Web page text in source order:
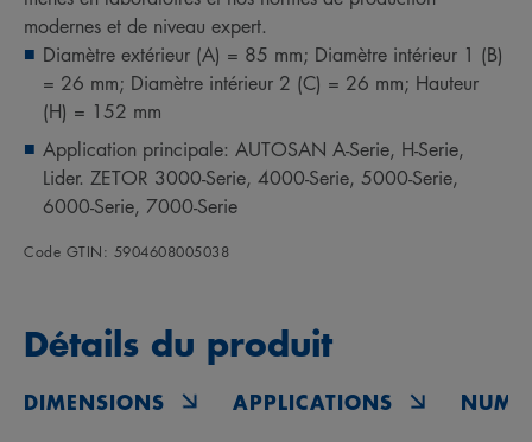
modernes et de niveau expert.
Diamètre extérieur (A) = 85 mm; Diamètre intérieur 1 (B)
= 26 mm; Diamètre intérieur 2 (C) = 26 mm; Hauteur
(H) = 152 mm
Application principale: AUTOSAN A-Serie, H-Serie,
Lider. ZETOR 3000-Serie, 4000-Serie, 5000-Serie,
6000-Serie, 7000-Serie
Code GTIN: 5904608005038
Détails du produit
DIMENSIONS APPLICATIONS